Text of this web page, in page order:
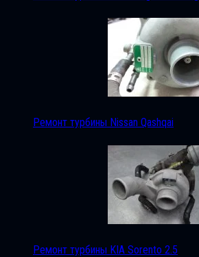
Ремонт турбины Nissan Qashqai
Ремонт турбины KIA Sorento 2.5